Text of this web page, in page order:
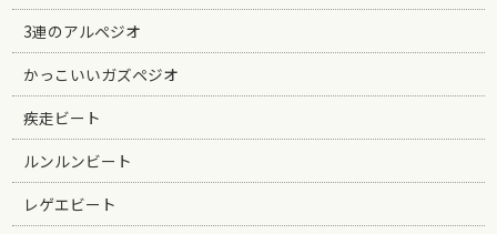
3連のアルペジオ
かっこいいガズペジオ
疾走ビート
ルンルンビート
レゲエビート